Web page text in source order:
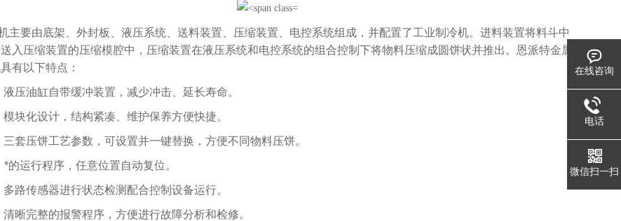
主要由底架、外封板、液压系统、送料装置、压缩装置、电控系统组成，并配置了工业制冷机。进料装置将料斗中
入压缩装置的压缩模腔中，压缩装置在液压系统和电控系统的组合控制下将物料压缩成圆饼状并推出。恩派特金属
有以下特点：
液压油缸自带缓冲装置，减少冲击、延长寿命。
模块化设计，结构紧凑、维护保养方便快捷。
三套压饼工艺参数，可设置并一键替换，方便不同物料压饼。
*的运行程序，任意位置自动复位。
多路传感器进行状态检测配合控制设备运行。
清晰完整的报警程序，方便进行故障分析和检修。
在线咨询
电话
微信扫一扫